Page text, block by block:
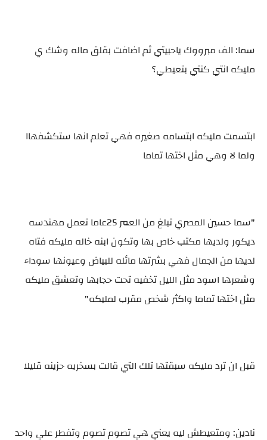
سما: الف مبرووك ياحبيتي ثم اضافت بقلق ماله وشك ي
مليكه انتي كنتي بتعيطي؟
ابتسمت مليكه ابتسامه صغيره فهي تعلم انها ستكشفهاا
ولما لا وهي مثل اختها تماما
"سما حسين المصري تبلغ من العمر 25عاما تعمل مهندسه
ديكور ولديها مكتب خاص بها وتكون ابنه خاله مليكه فتاه
لديها من الجمال فهي بشرتها مائله للبياض وعيونها سوداء
وشعرها اسود مثل الليل تخفيه تحت حجابها وتعشق مليكه
مثل اختها تماما واكثر شخص مقرب لمليكه"
قبل ان ترد مليكه سبقتها تلك التي قالت بسخريه حزينه قليلا
نادين: ومتعيطش ليه يعني هي تصوم تصوم وتفطر علي واحد